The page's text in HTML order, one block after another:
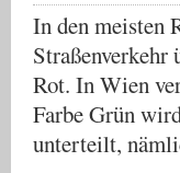
In den meisten
Straßenverkehr
Rot. In Wien
Farbe Grün
unterteilt,